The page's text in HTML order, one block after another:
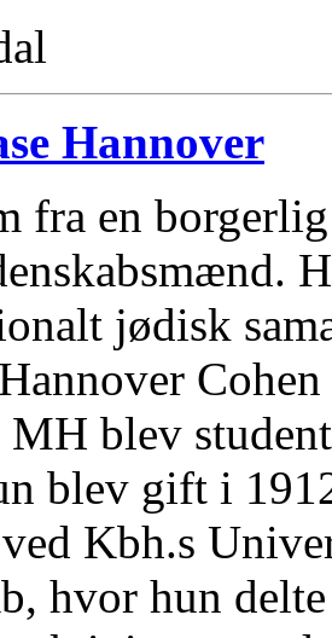
Hannover
fra en
jødisk
MH blev
blev gift i
Kbh.s
hvor hun